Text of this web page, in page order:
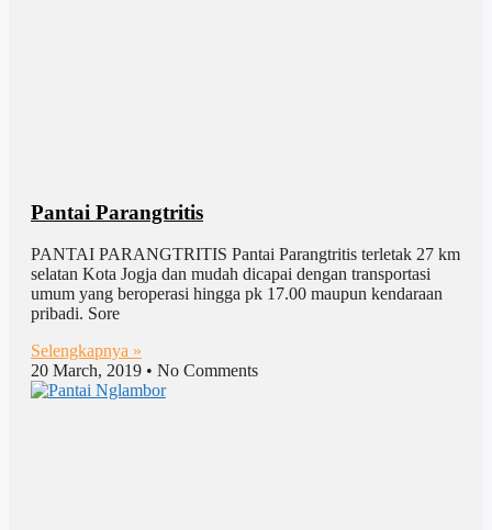
Pantai Parangtritis
PANTAI PARANGTRITIS Pantai Parangtritis terletak 27 km
selatan Kota Jogja dan mudah dicapai dengan transportasi
umum yang beroperasi hingga pk 17.00 maupun kendaraan
pribadi. Sore
Selengkapnya »
20 March, 2019
No Comments